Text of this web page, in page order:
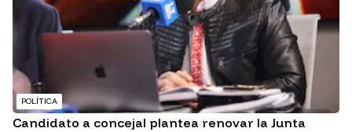
POLÍTICA
Candidato a concejal plantea renovar la Junta